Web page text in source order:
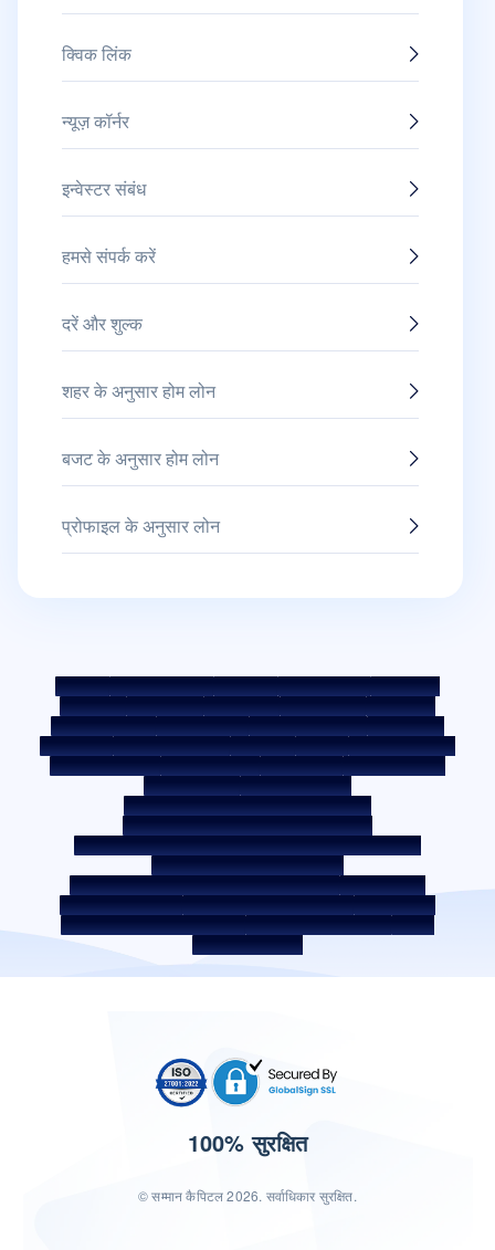
क्विक लिंक
न्यूज़ कॉर्नर
इन्वेस्टर संबंध
हमसे संपर्क करें
दरें और शुल्क
शहर के अनुसार होम लोन
बजट के अनुसार होम लोन
प्रोफाइल के अनुसार लोन
साइटमैप फेयर प्रैक्टिस कोड बेंचमार्क दरें KYC दिशानिर्देश
डाउनलोड्स
सेल नोटिस
नीलामी पोर्टल कुकी पॉलिसी गोपनीयता नीति
नियम व शर्तें
व्हिसिलब्लोअर नीति
शिकायत दर्ज करें शिकायत निवारण नीति
पर्यावरण नीति
गुणवत्ता नीति
सोशल मीडिया पॉलिसी अस्वीकरण ब्याज दर
ब्याज़ दर की पॉलिसी
फीस और अन्य शुल्क
आवश्यक डॉक्यूमेंट प्री-पेमेंट शुल्क
ROI स्विच पॉलिसी
को-लेंडिंग पॉलिसी
को-लेंडिंग पार्टनरशिप
उधारकर्ता की शिक्षा - SMA/NPA क्लासिफ़िकेशन
उधारकर्ता की जागरूकता - RBI ओम्बड्समैन स्कीम
उधारकर्ता जागरूकता - प्रॉपर्टी डॉक्यूमेंट को हैंडओवर करने की प्रक्रिया
कॉर्पोरेट गवर्नेंस के आंतरिक दिशानिर्देश
सरफेसी अधिनियम 2002 के तहत प्राप्त सिक्योर्ड एसेट
बंद सेवा प्रदाता
डिजिटल सोर्सिंग पार्टनर
लिक्विडिटी जोखिम पर डिस्‍क्‍लोज़र
डिजिटल सेवाएं
सीकेवाईसी संबंधी जागरूकता वीडियो
सीकेवाईसी जागरूकता फोटो
CSR
भारत में होम लोकेशन
100% सुरक्षित
© सम्मान कैपिटल 2026. सर्वाधिकार सुरक्षित.